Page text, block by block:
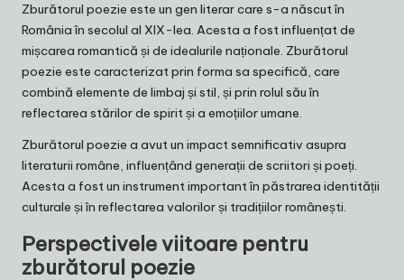
Zburătorul poezie este un gen literar care s-a născut în
România în secolul al XIX-lea. Acesta a fost influențat de
mișcarea romantică și de idealurile naționale. Zburătorul
poezie este caracterizat prin forma sa specifică, care
combină elemente de limbaj și stil, și prin rolul său în
reflectarea stărilor de spirit și a emoțiilor umane.
Zburătorul poezie a avut un impact semnificativ asupra
literaturii române, influențând generații de scriitori și poeți.
Acesta a fost un instrument important în păstrarea identității
culturale și în reflectarea valorilor și tradițiilor românești.
Perspectivele viitoare pentru
zburătorul poezie